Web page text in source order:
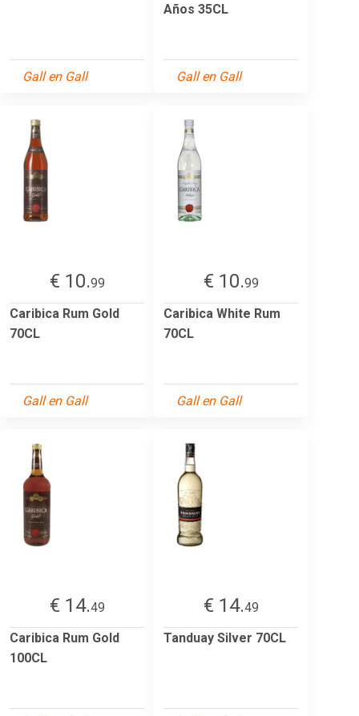
Gall en Gall
Años 35CL
Gall en Gall
€ 10.99
Caribica Rum Gold
70CL
Gall en Gall
€ 10.99
Caribica White Rum
70CL
Gall en Gall
€ 14.49
Caribica Rum Gold
100CL
€ 14.49
Tanduay Silver 70CL